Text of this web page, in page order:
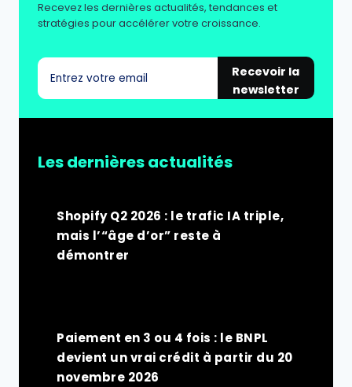
Recevez les dernières actualités, tendances et
stratégies pour accélérer votre croissance.
Recevoir la
newsletter
Les dernières actualités
Shopify Q2 2026 : le trafic IA triple,
mais l’“âge d’or” reste à
démontrer
Paiement en 3 ou 4 fois : le BNPL
devient un vrai crédit à partir du 20
novembre 2026